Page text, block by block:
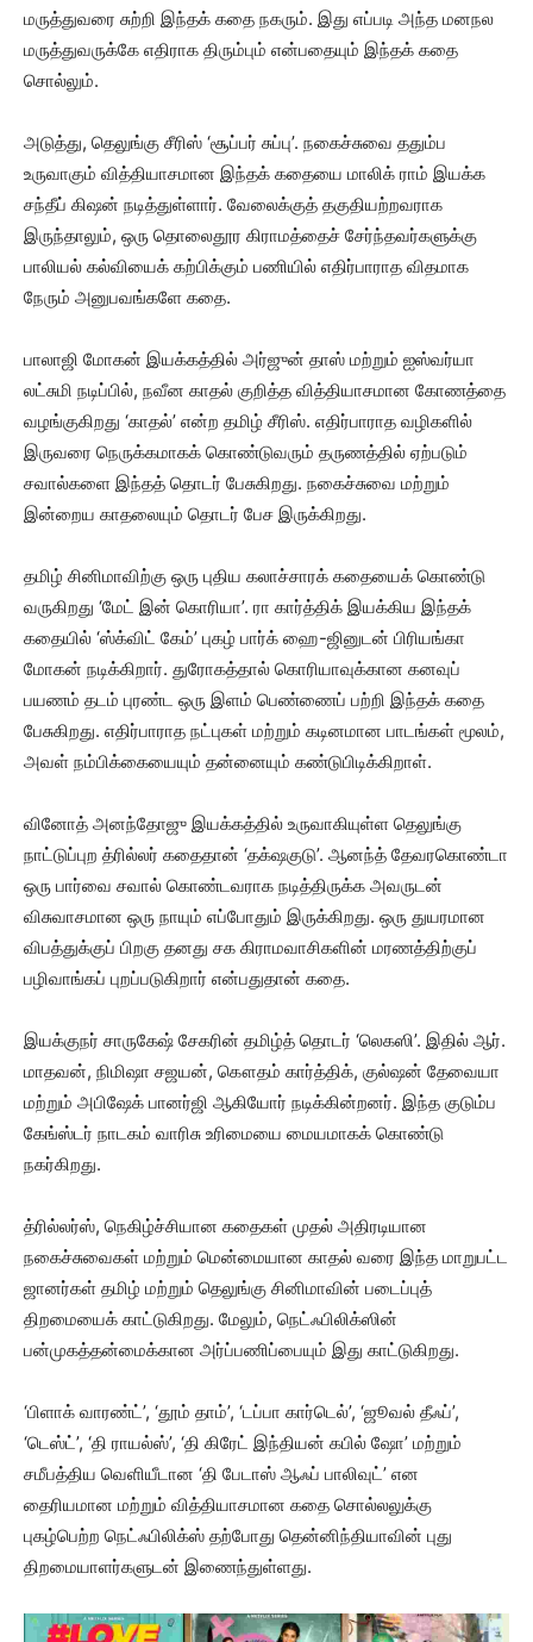
மருத்துவரை சுற்றி இந்தக் கதை நகரும். இது எப்படி அந்த மனநல
மருத்துவருக்கே எதிராக திரும்பும் என்பதையும் இந்தக் கதை
சொல்லும்.
அடுத்து, தெலுங்கு சீரிஸ் ‘சூப்பர் சுப்பு’. நகைச்சுவை ததும்ப
உருவாகும் வித்தியாசமான இந்தக் கதையை மாலிக் ராம் இயக்க
சந்தீப் கிஷன் நடித்துள்ளார். வேலைக்குத் தகுதியற்றவராக
இருந்தாலும், ஒரு தொலைதூர கிராமத்தைச் சேர்ந்தவர்களுக்கு
பாலியல் கல்வியைக் கற்பிக்கும் பணியில் எதிர்பாராத விதமாக
நேரும் அனுபவங்களே கதை.
பாலாஜி மோகன் இயக்கத்தில் அர்ஜுன் தாஸ் மற்றும் ஐஸ்வர்யா
லட்சுமி நடிப்பில், நவீன காதல் குறித்த வித்தியாசமான கோணத்தை
வழங்குகிறது ‘காதல்’ என்ற தமிழ் சீரிஸ். எதிர்பாராத வழிகளில்
இருவரை நெருக்கமாகக் கொண்டுவரும் தருணத்தில் ஏற்படும்
சவால்களை இந்தத் தொடர் பேசுகிறது. நகைச்சுவை மற்றும்
இன்றைய காதலையும் தொடர் பேச இருக்கிறது.
தமிழ் சினிமாவிற்கு ஒரு புதிய கலாச்சாரக் கதையைக் கொண்டு
வருகிறது ‘மேட் இன் கொரியா’. ரா கார்த்திக் இயக்கிய இந்தக்
கதையில் ‘ஸ்க்விட் கேம்’ புகழ் பார்க் ஹை-ஜினுடன் பிரியங்கா
மோகன் நடிக்கிறார். துரோகத்தால் கொரியாவுக்கான கனவுப்
பயணம் தடம் புரண்ட ஒரு இளம் பெண்ணைப் பற்றி இந்தக் கதை
பேசுகிறது. எதிர்பாராத நட்புகள் மற்றும் கடினமான பாடங்கள் மூலம்,
அவள் நம்பிக்கையையும் தன்னையும் கண்டுபிடிக்கிறாள்.
வினோத் அனந்தோஜு இயக்கத்தில் உருவாகியுள்ள தெலுங்கு
நாட்டுப்புற த்ரில்லர் கதைதான் ‘தக்‌ஷகுடு’. ஆனந்த் தேவரகொண்டா
ஒரு பார்வை சவால் கொண்டவராக நடித்திருக்க அவருடன்
விசுவாசமான ஒரு நாயும் எப்போதும் இருக்கிறது. ஒரு துயரமான
விபத்துக்குப் பிறகு தனது சக கிராமவாசிகளின் மரணத்திற்குப்
பழிவாங்கப் புறப்படுகிறார் என்பதுதான் கதை.
இயக்குநர் சாருகேஷ் சேகரின் தமிழ்த் தொடர் ‘லெகஸி’. இதில் ஆர்.
மாதவன், நிமிஷா சஜயன், கௌதம் கார்த்திக், குல்ஷன் தேவையா
மற்றும் அபிஷேக் பானர்ஜி ஆகியோர் நடிக்கின்றனர். இந்த குடும்ப
கேங்ஸ்டர் நாடகம் வாரிசு உரிமையை மையமாகக் கொண்டு
நகர்கிறது.
த்ரில்லர்ஸ், நெகிழ்ச்சியான கதைகள் முதல் அதிரடியான
நகைச்சுவைகள் மற்றும் மென்மையான காதல் வரை இந்த மாறுபட்ட
ஜானர்கள் தமிழ் மற்றும் தெலுங்கு சினிமாவின் படைப்புத்
திறமையைக் காட்டுகிறது. மேலும், நெட்ஃபிலிக்ஸின்
பன்முகத்தன்மைக்கான அர்ப்பணிப்பையும் இது காட்டுகிறது.
‘பிளாக் வாரண்ட்’, ‘தூம் தாம்’, ‘டப்பா கார்டெல்’, ‘ஜூவல் தீஃப்’,
‘டெஸ்ட்’, ‘தி ராயல்ஸ்’, ‘தி கிரேட் இந்தியன் கபில் ஷோ’ மற்றும்
சமீபத்திய வெளியீடான ‘தி பேடாஸ் ஆஃப் பாலிவுட்’ என
தைரியமான மற்றும் வித்தியாசமான கதை சொல்லலுக்கு
புகழ்பெற்ற நெட்ஃபிலிக்ஸ் தற்போது தென்னிந்தியாவின் புது
திறமையாளர்களுடன் இணைந்துள்ளது.